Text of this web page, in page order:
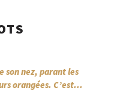
son nez, parant les
orangées. C’est...